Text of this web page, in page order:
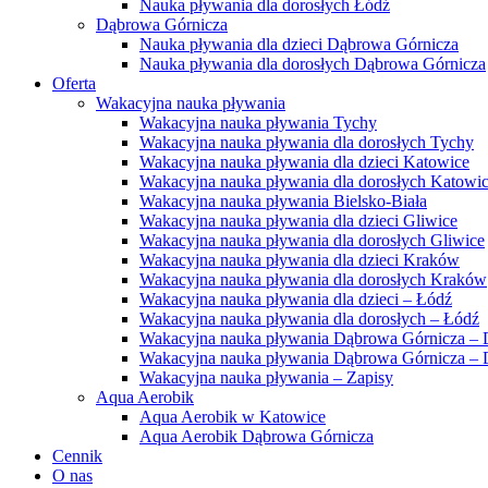
Nauka pływania dla dorosłych Łódź
Dąbrowa Górnicza
Nauka pływania dla dzieci Dąbrowa Górnicza
Nauka pływania dla dorosłych Dąbrowa Górnicza
Oferta
Wakacyjna nauka pływania
Wakacyjna nauka pływania Tychy
Wakacyjna nauka pływania dla dorosłych Tychy
Wakacyjna nauka pływania dla dzieci Katowice
Wakacyjna nauka pływania dla dorosłych
Wakacyjna nauka pływania Bielsko-Biała
Wakacyjna nauka pływania dla dzieci Gliwice
Wakacyjna nauka pływania dla dorosłych Gliwice
Wakacyjna nauka pływania dla dzieci Kraków
Wakacyjna nauka pływania dla dorosłych Kraków
Wakacyjna nauka pływania dla dzieci – Łódź
Wakacyjna nauka pływania dla dorosłych – Łódź
Wakacyjna nauka pływania Dąbrowa Górnicza –
Wakacyjna nauka pływania Dąbrowa Górnicza –
Wakacyjna nauka pływania – Zapisy
Aqua Aerobik
Aqua Aerobik w Katowice
Aqua Aerobik Dąbrowa Górnicza
Cennik
O nas